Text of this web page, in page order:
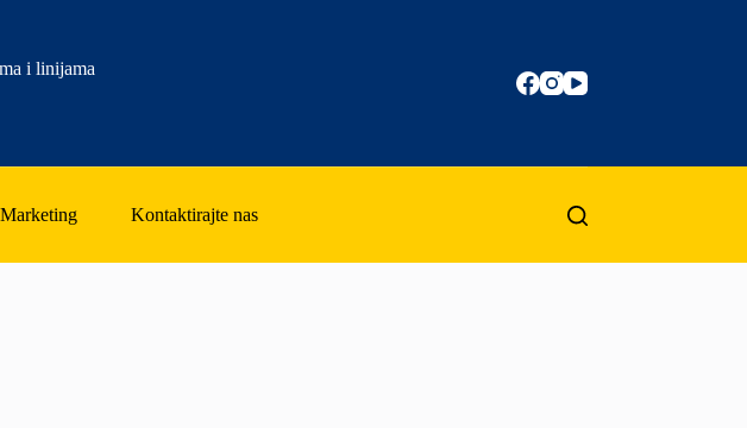
i linijama
Marketing Kontaktirajte nas